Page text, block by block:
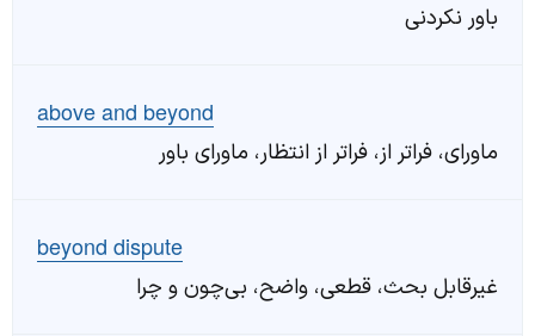
باور نکردنی
above and beyond
ماورای، فراتر از، فراتر از انتظار، ماورای باور
beyond dispute
غیرقابل بحث، قطعی، واضح، بی‌چون و چرا